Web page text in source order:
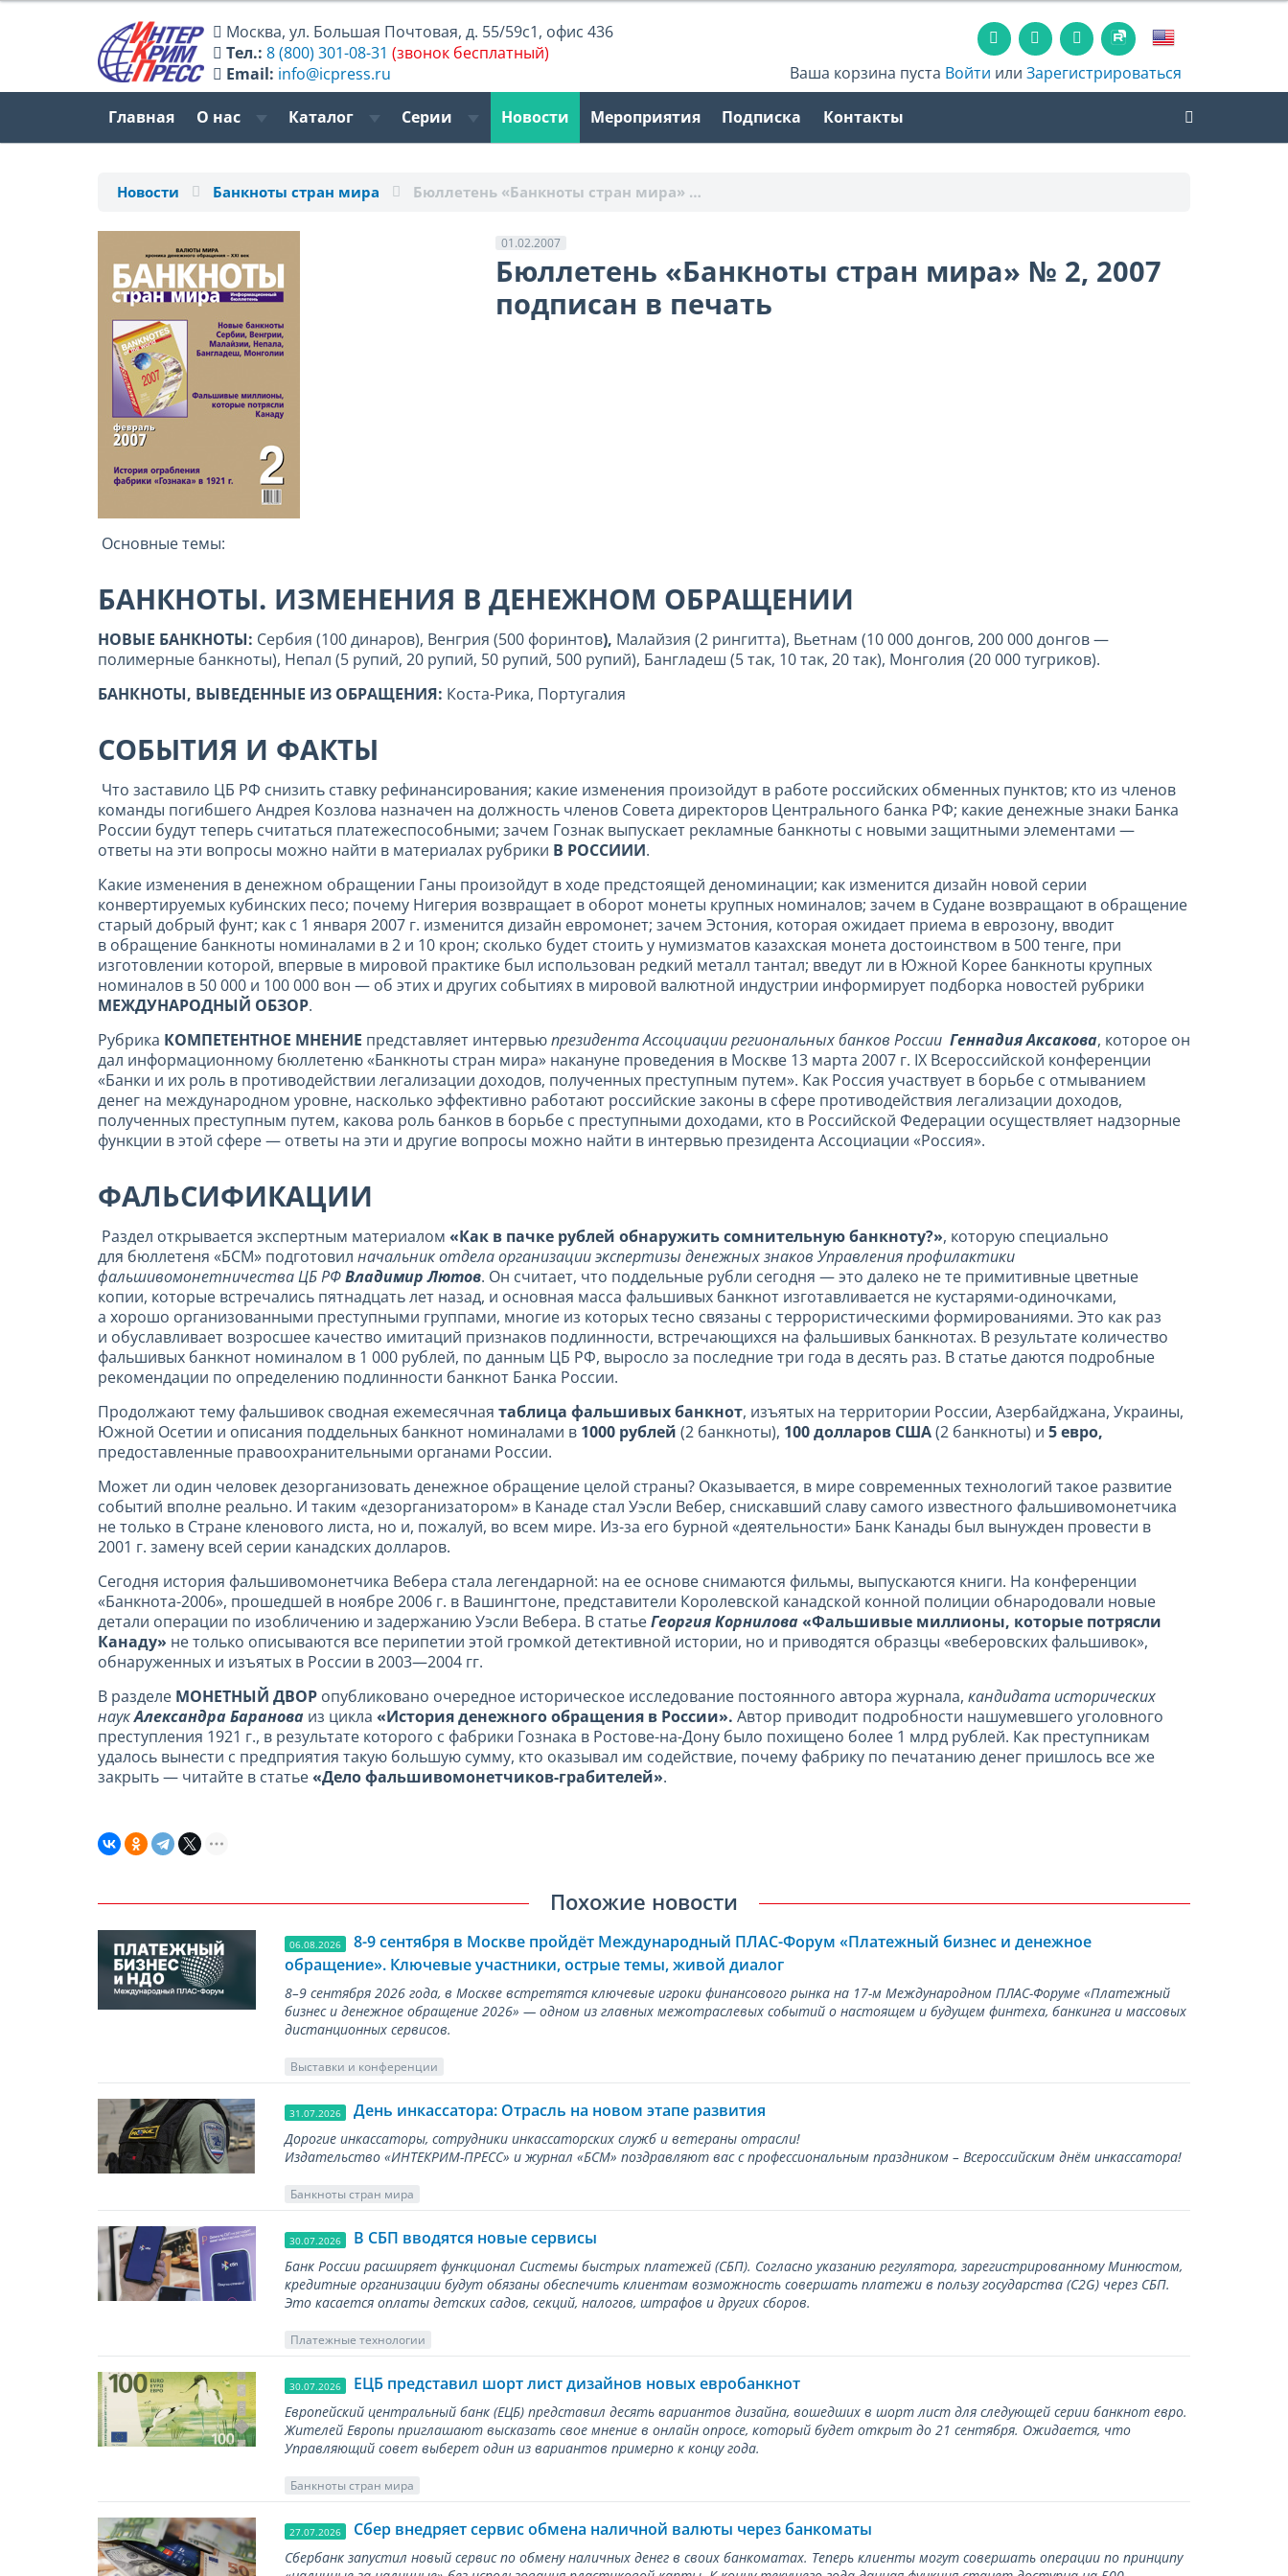
Москва,ул. Большая Почтовая, д. 55/59с1, офис 436
Тел.: 8 (800) 301-08-31 (звонок бесплатный)
Email: info@icpress.ru Ваша корзина пуста Войти илиЗарегистрироваться
Главная О нас Каталог Серии Новости Мероприятия Подписка Контакты
Новости Банкноты стран мира Бюллетень «Банкноты стран мира» …
01.02.2007
Бюллетень «Банкноты стран мира» № 2, 2007
подписан в печать
Основные темы:
БАНКНОТЫ. ИЗМЕНЕНИЯ В ДЕНЕЖНОМ ОБРАЩЕНИИ
НОВЫЕ БАНКНОТЫ: Сербия (100 динаров), Венгрия (500 форинтов), Малайзия (2 рингитта), Вьетнам (10 000 донгов, 200 000 донгов —
полимерные банкноты), Непал (5 рупий, 20 рупий, 50 рупий, 500 рупий), Бангладеш (5 так, 10 так, 20 так), Монголия (20 000 тугриков).
БАНКНОТЫ, ВЫВЕДЕННЫЕ ИЗ ОБРАЩЕНИЯ: Коста-Рика, Португалия
СОБЫТИЯ И ФАКТЫ
Что заставило ЦБ РФ снизить ставку рефинансирования; какие изменения произойдут в работе российских обменных пунктов; кто из членов
команды погибшего Андрея Козлова назначен на должность членов Совета директоров Центрального банка РФ; какие денежные знаки Банка
России будут теперь считаться платежеспособными; зачем Гознак выпускает рекламные банкноты с новыми защитными элементами —
ответы на эти вопросы можно найти в материалах рубрики В РОССИИИ.
Какие изменения в денежном обращении Ганы произойдут в ходе предстоящей деноминации; как изменится дизайн новой серии
конвертируемых кубинских песо; почему Нигерия возвращает в оборот монеты крупных номиналов; зачем в Судане возвращают в обращение
старый добрый фунт; как с 1 января 2007 г. изменится дизайн евромонет; зачем Эстония, которая ожидает приема в еврозону, вводит
в обращение банкноты номиналами в 2 и 10 крон; сколько будет стоить у нумизматов казахская монета достоинством в 500 тенге, при
изготовлении которой, впервые в мировой практике был использован редкий металл тантал; введут ли в Южной Корее банкноты крупных
номиналов в 50 000 и 100 000 вон — об этих и других событиях в мировой валютной индустрии информирует подборка новостей рубрики
МЕЖДУНАРОДНЫЙ ОБЗОР.
Рубрика КОМПЕТЕНТНОЕ МНЕНИЕ представляет интервьюпрезидента Ассоциации региональных банков России Геннадия Аксакова, которое он
дал информационному бюллетеню «Банкноты стран мира» накануне проведения в Москве 13 марта 2007 г. IX Всероссийской конференции
«Банки и их роль в противодействии легализации доходов, полученных преступным путем». Как Россия участвует в борьбе с отмыванием
денег на международном уровне, насколько эффективно работают российские законы в сфере противодействия легализации доходов,
полученных преступным путем, какова роль банков в борьбе с преступными доходами, кто в Российской Федерации осуществляет надзорные
функции в этой сфере — ответы на эти и другие вопросы можно найти в интервью президента Ассоциации «Россия».
ФАЛЬСИФИКАЦИИ
Раздел открывается экспертным материалом «Как в пачке рублей обнаружить сомнительную банкноту?», которую специально
для бюллетеня «БСМ» подготовил начальник отдела организации экспертизы денежных знаков Управления профилактики
фальшивомонетничества ЦБ РФВладимир Лютов. Он считает, что поддельные рубли сегодня — это далеко не те примитивные цветные
копии, которые встречались пятнадцать лет назад, и основная масса фальшивых банкнот изготавливается не кустарями-одиночками,
а хорошо организованными преступными группами, многие из которых тесно связаны с террористическими формированиями. Это как раз
и обуславливает возросшее качество имитаций признаков подлинности, встречающихся на фальшивых банкнотах. В результате количество
фальшивых банкнот номиналом в 1 000 рублей, по данным ЦБ РФ, выросло за последние три года в десять раз. В статье даются подробные
рекомендации по определению подлинности банкнот Банка России.
Продолжают тему фальшивок сводная ежемесячная таблица фальшивых банкнот, изъятых на территории России, Азербайджана, Украины,
Южной Осетии и описания поддельных банкнот номиналами в 1000 рублей (2 банкноты), 100 долларов США(2 банкноты) и 5 евро,
предоставленные правоохранительными органами России.
Может ли один человек дезорганизовать денежное обращение целой страны? Оказывается, в мире современных технологий такое развитие
событий вполне реально. И таким «дезорганизатором» в Канаде стал Уэсли Вебер, снискавший славу самого известного фальшивомонетчика
не только в Стране кленового листа, но и, пожалуй, во всем мире. Из-за его бурной «деятельности» Банк Канады был вынужден провести в
2001 г. замену всей серии канадских долларов.
Сегодня история фальшивомонетчика Вебера стала легендарной: на ее основе снимаются фильмы, выпускаются книги. На конференции
«Банкнота-2006», прошедшей в ноябре 2006 г. в Вашингтоне, представители Королевской канадской конной полиции обнародовали новые
детали операции по изобличению и задержанию Уэсли Вебера. В статьеГеоргия Корнилова«Фальшивые миллионы, которые потрясли
Канаду» не только описываются все перипетии этой громкой детективной истории, но и приводятся образцы «веберовских фальшивок»,
обнаруженных и изъятых в России в 2003—2004 гг.
В разделе МОНЕТНЫЙ ДВОР опубликовано очередное историческое исследование постоянного автора журнала, кандидата исторических
наукАлександра Баранова из цикла «История денежного обращения в России». Автор приводит подробности нашумевшего уголовного
преступления 1921 г., в результате которого с фабрики Гознака в Ростове-на-Дону было похищено более 1 млрд рублей. Как преступникам
удалось вынести с предприятия такую большую сумму, кто оказывал им содействие, почему фабрику по печатанию денег пришлось все же
закрыть — читайте в статье«Дело фальшивомонетчиков-грабителей».
Похожие новости
06.08.2026
8-9 сентября в Москве пройдёт Международный ПЛАС-Форум «Платежный бизнес и денежное
обращение». Ключевые участники, острые темы, живой диалог
8–9 сентября 2026 года, в Москве встретятся ключевые игроки финансового рынка на 17-м Международном ПЛАС-Форуме «Платежный
бизнес и денежное обращение 2026» — одном из главных межотраслевых событий о настоящем и будущем финтеха, банкинга и массовых
дистанционных сервисов.
Выставки и конференции
31.07.2026 День инкассатора: Отрасль на новом этапе развития
Дорогие инкассаторы, сотрудники инкассаторских служб и ветераны отрасли!
Издательство «ИНТЕКРИМ-ПРЕСС» и журнал «БСМ» поздравляют вас с профессиональным праздником – Всероссийским днём инкассатора!
Банкноты стран мира
30.07.2026 В СБП вводятся новые сервисы
Банк России расширяет функционал Системы быстрых платежей (СБП). Согласно указанию регулятора, зарегистрированному Минюстом,
кредитные организации будут обязаны обеспечить клиентам возможность совершать платежи в пользу государства (С2G) через СБП.
Это касается оплаты детских садов, секций, налогов, штрафов и других сборов.
Платежные технологии
30.07.2026 ЕЦБ представил шорт лист дизайнов новых евробанкнот
Европейский центральный банк (ЕЦБ) представил десять вариантов дизайна, вошедших в шорт лист для следующей серии банкнот евро.
Жителей Европы приглашают высказать свое мнение в онлайн опросе, который будет открыт до 21 сентября. Ожидается, что
Управляющий совет выберет один из вариантов примерно к концу года.
Банкноты стран мира
27.07.2026 Сбер внедряет сервис обмена наличной валюты через банкоматы
Сбербанк запустил новый сервис по обмену наличных денег в своих банкоматах. Теперь клиенты могут совершать операции по принципу